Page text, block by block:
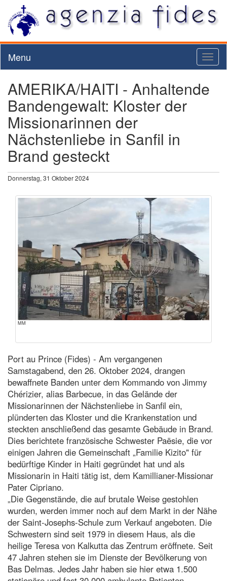
Menu
AMERIKA/HAITI - Anhaltende
Bandengewalt: Kloster der
Missionarinnen der
Nächstenliebe in Sanfil in
Brand gesteckt
Donnerstag, 31 Oktober 2024
MM
Port au Prince (Fides) - Am vergangenen
Samstagabend, den 26. Oktober 2024, drangen
bewaffnete Banden unter dem Kommando von Jimmy
Chérizier, alias Barbecue, in das Gelände der
Missionarinnen der Nächstenliebe in Sanfil ein,
plünderten das Kloster und die Krankenstation und
steckten anschließend das gesamte Gebäude in Brand.
Dies berichtete französische Schwester Paësie, die vor
einigen Jahren die Gemeinschaft „Familie Kizito" für
bedürftige Kinder in Haiti gegründet hat und als
Missionarin in Haiti tätig ist, dem Kamillianer-Missionar
Pater Cipriano.
„Die Gegenstände, die auf brutale Weise gestohlen
wurden, werden immer noch auf dem Markt in der Nähe
der Saint-Josephs-Schule zum Verkauf angeboten. Die
Schwestern sind seit 1979 in diesem Haus, als die
heilige Teresa von Kalkutta das Zentrum eröffnete. Seit
47 Jahren stehen sie im Dienste der Bevölkerung von
Bas Delmas. Jedes Jahr haben sie hier etwa 1.500